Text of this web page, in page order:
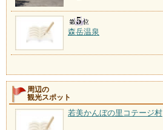
森岳温泉
周辺の
観光スポット
若美かんぼの里コテージ村